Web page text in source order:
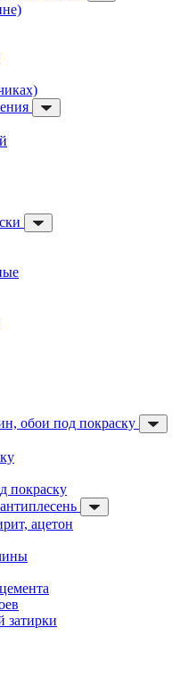
обои под покраску
покраску
ацетон
затирки